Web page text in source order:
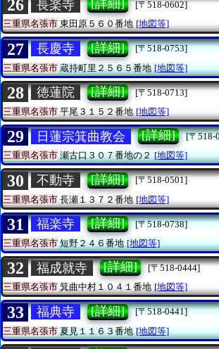
26 長楽寺 [詳細]
[〒518-0602]
三重県名張市東田原５６０番地 [地図等]
27 長慶寺 [詳細]
[〒518-0753]
三重県名張市蔵持町里２５６５番地 [地図等]
28 徳蓮院 [詳細]
[〒518-0713]
三重県名張市 平尾３１５２番地 [地図等]
29 日蓮宗箕曲教会 [詳細]
[〒518-
三重県名張市瀬古口３０７番地の２ [地図等]
30 不動寺 [詳細]
[〒518-0501]
三重県名張市 長瀬１３７２番地 [地図等]
31 福楽寺 [詳細]
[〒518-0738]
三重県名張市短野２４６番地 [地図等]
32 福成就寺 [詳細]
[〒518-0444]
三重県名張市箕曲中村１０４１番地 [地図等]
33 福典寺 [詳細]
[〒518-0441]
三重県名張市夏見１１６３番地 [地図等]